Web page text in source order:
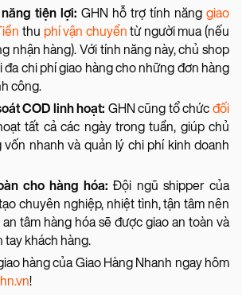
tiện lợi: GHN hỗ trợ tính năng giao
thu phí vận chuyển từ người mua (nếu
nhận hàng). Với tính năng này, chủ shop
đa chi phí giao hàng cho những đơn hàng
công.
COD linh hoạt: GHN cũng tổ chứcđối
tất cả các ngày trong tuần, giúp chủ
vốn nhanh và quản lý chi phí kinh doanh
cho hàng hóa:Đội ngũ shipper của
chuyên nghiệp, nhiệt tình, tận tâm nên
tâm hàng hóa sẽ được giao an toàn và
tay khách hàng.
hàng của Giao Hàng Nhanh ngay hôm
!